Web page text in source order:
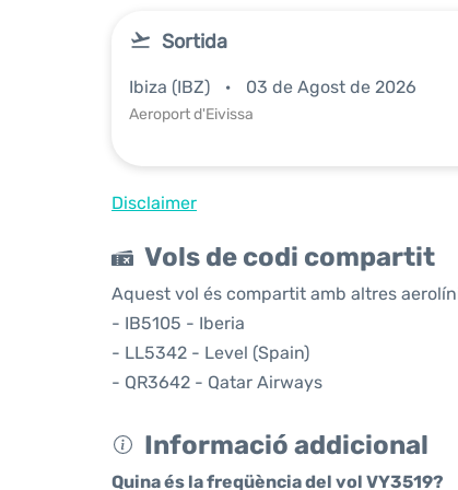
Sortida
Ibiza (IBZ) 03 de Agost de 2026
Aeroport d'Eivissa
Disclaimer
Vols de codi compartit
Aquest vol és compartit amb altres
- IB5105 - Iberia
- LL5342 - Level (Spain)
- QR3642 - Qatar Airways
Informació addicional
Quina és la freqüència del vol VY3519?